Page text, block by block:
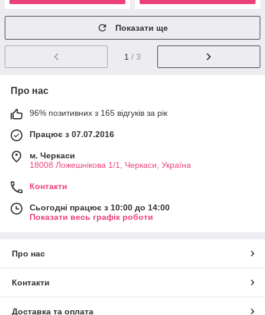
Показати ще
1 / 3
Про нас
96% позитивних з 165 відгуків за рік
Працює з 07.07.2016
м. Черкаси
18008 Ложешнікова 1/1, Черкаси, Україна
Контакти
Сьогодні працює з 10:00 до 14:00
Показати весь графік роботи
Про нас
Контакти
Доставка та оплата